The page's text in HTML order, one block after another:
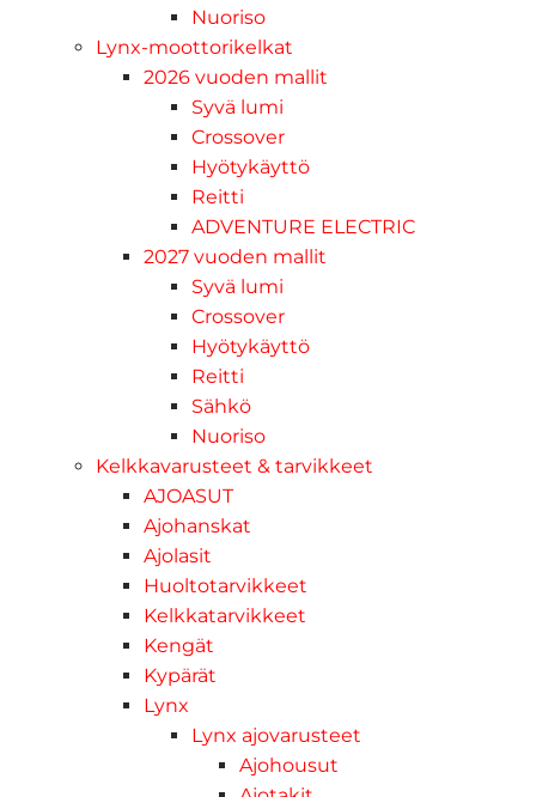
Nuoriso
Lynx-moottorikelkat
2026 vuoden mallit
Syvä lumi
Crossover
Hyötykäyttö
Reitti
ADVENTURE ELECTRIC
2027 vuoden mallit
Syvä lumi
Crossover
Hyötykäyttö
Reitti
Sähkö
Nuoriso
Kelkkavarusteet & tarvikkeet
AJOASUT
Ajohanskat
Ajolasit
Huoltotarvikkeet
Kelkkatarvikkeet
Kengät
Kypärät
Lynx
Lynx ajovarusteet
Ajohousut